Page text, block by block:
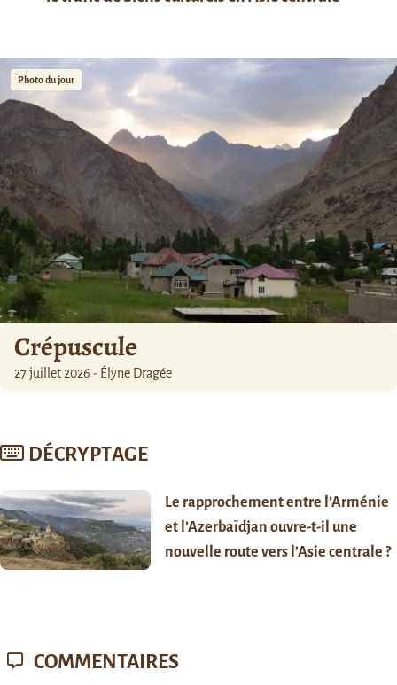
Photo du jour
Crépuscule
27 juillet 2026 - Élyne Dragée
DÉCRYPTAGE
Le rapprochement entre l’Arménie
et l’Azerbaïdjan ouvre-t-il une
nouvelle route vers l’Asie centrale ?
COMMENTAIRES